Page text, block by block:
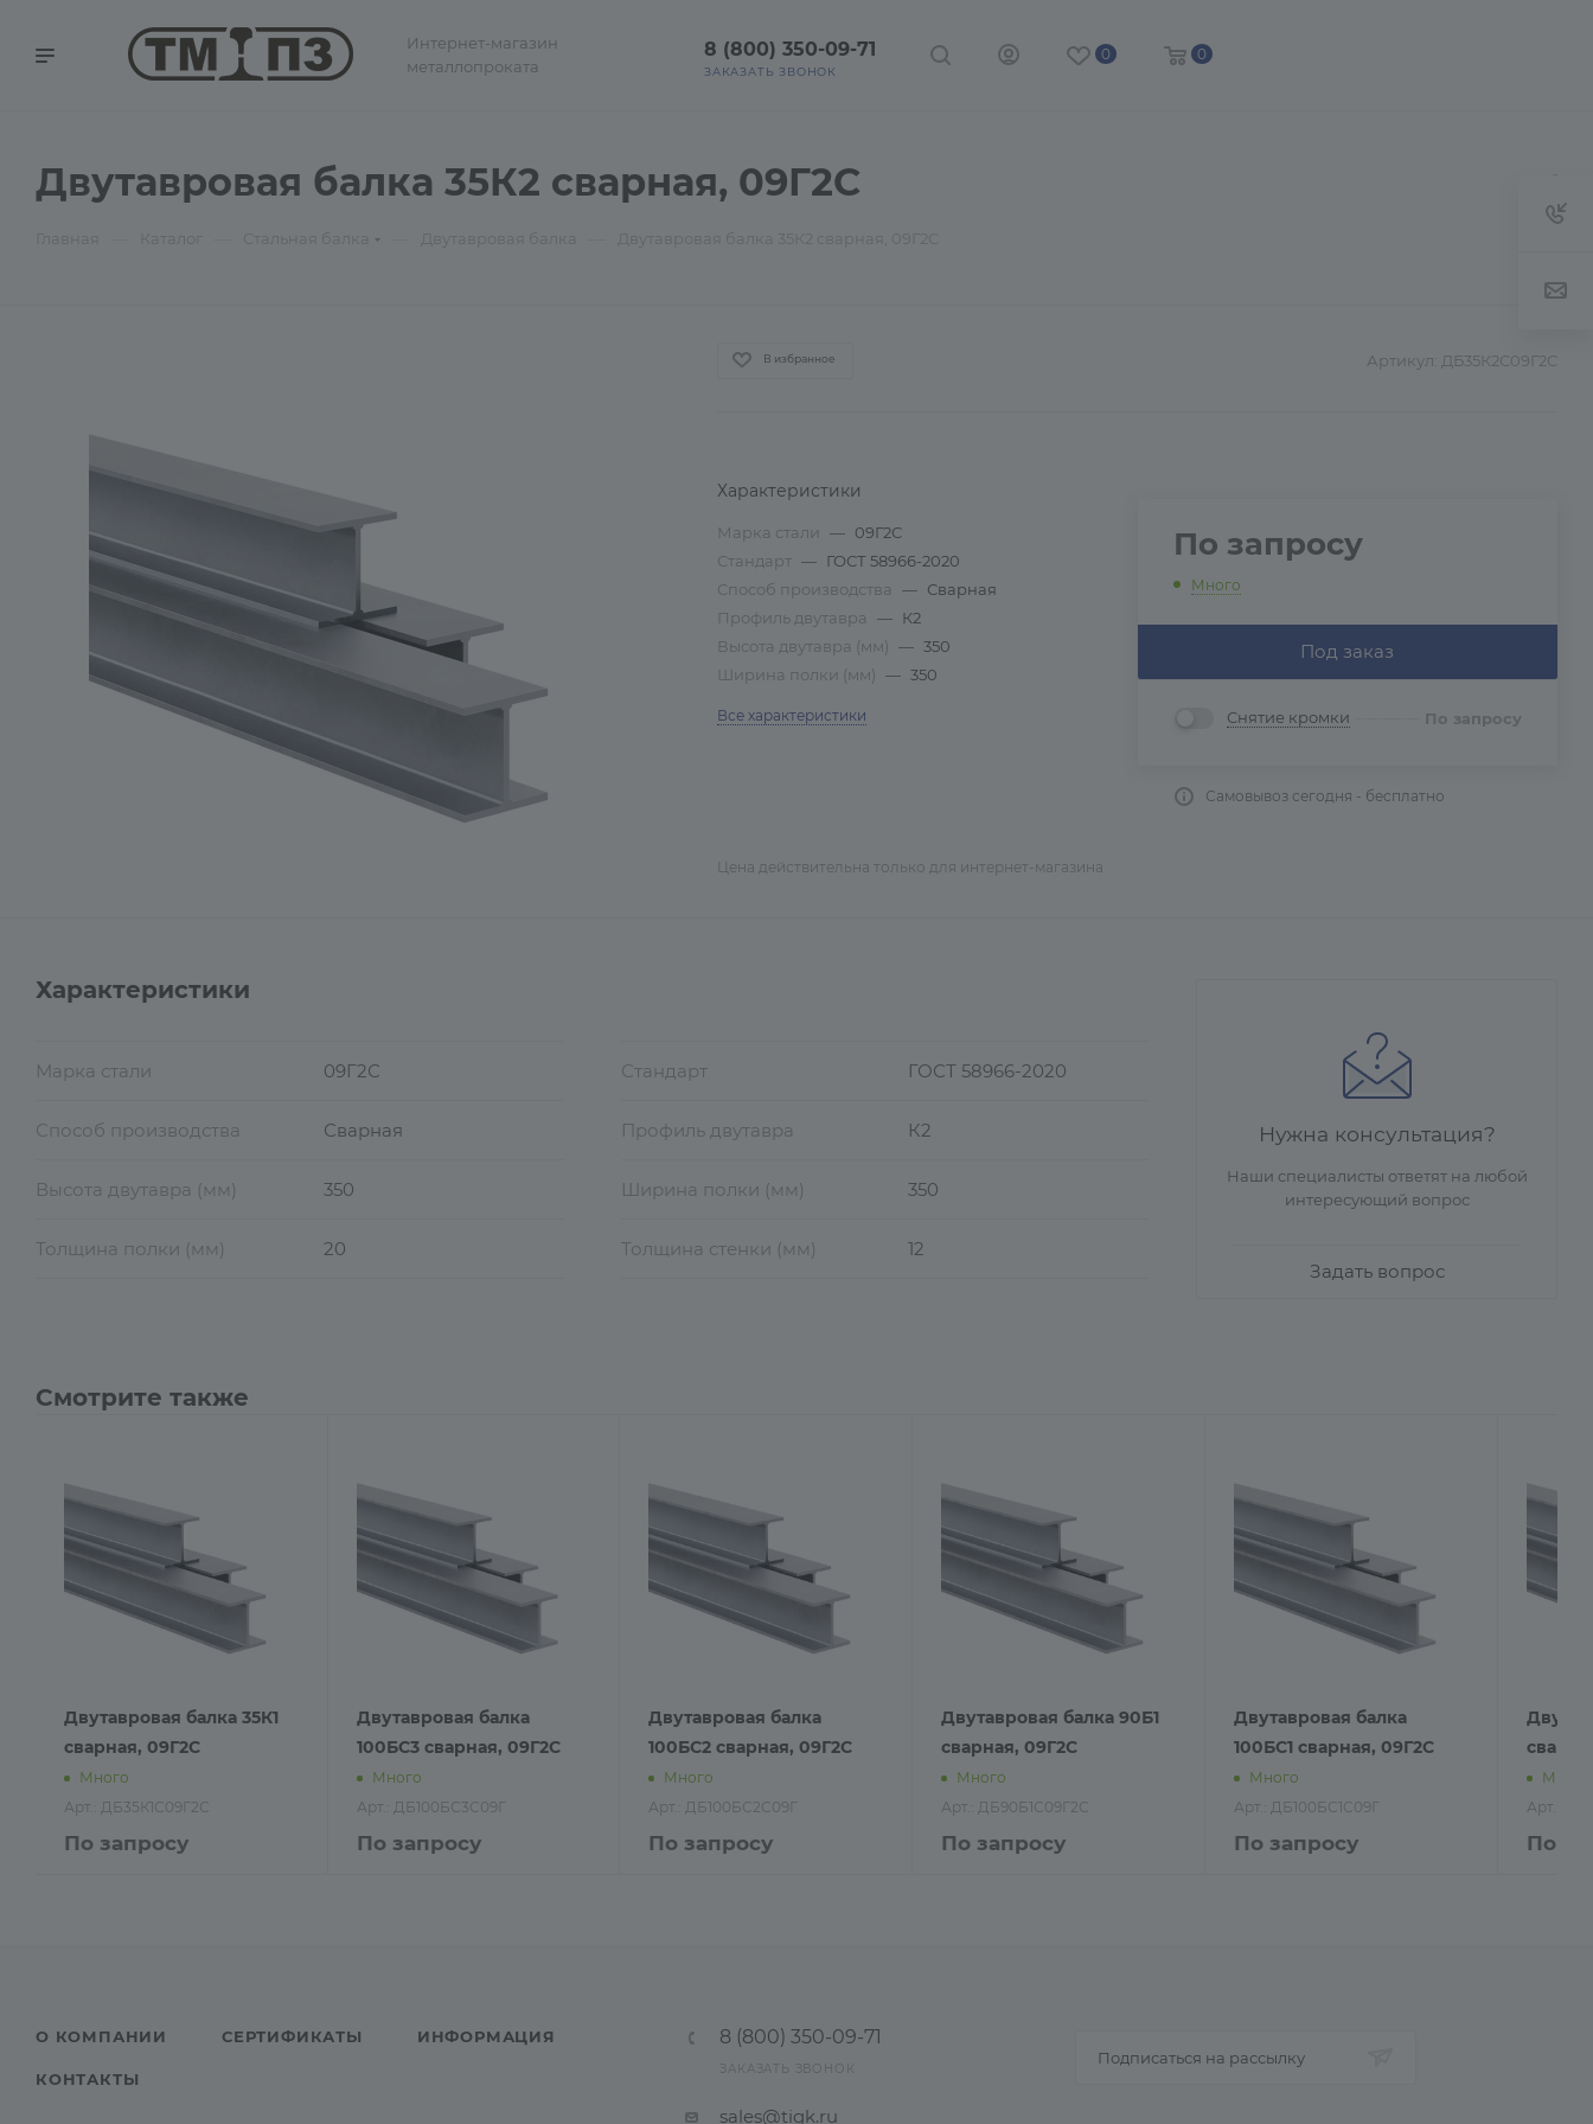
Интернет-магазин
металлопроката
8 (800) 350-09-71
ЗАКАЗАТЬ ЗВОНОК
0 0
Двутавровая балка 35К2 сварная, 09Г2С
В избранное Артикул: ДБ35К2С09Г2С
Характеристики
Марка стали — 09Г2С
Стандарт — ГОСТ 58966-2020
Способ производства
— Сварная
Профиль двутавра
— К2
Высота двутавра (мм) — 350
Ширина полки (мм) — 350
Все характеристики
По запросу
Много
Под заказ
Снятие кромки По запросу
Самовывоз сегодня - бесплатно
Цена действительна только для интернет-магазина
Характеристики
Марка стали 09Г2С Стандарт ГОСТ 58966-2020
Способ производства Сварная Профиль двутавра К2
Высота двутавра (мм) 350 Ширина полки (мм) 350
Толщина полки (мм) 20 Толщина стенки (мм) 12
Нужна консультация?
Наши специалисты ответят на любой
интересующий вопрос
Задать вопрос
Смотрите также
Двутавровая балка 35К1
сварная, 09Г2С
Много
Арт.: ДБ35К1С09Г2С
По запросу
Двутавровая балка
100БС3 сварная, 09Г2С
Много
Арт.: ДБ100БС3С09Г
По запросу
Двутавровая балка
100БС2 сварная, 09Г2С
Много
Арт.: ДБ100БС2С09Г
По запросу
Двутавровая балка 90Б1
сварная, 09Г2С
Много
Арт.: ДБ90Б1С09Г2С
По запросу
Двутавровая балка
100БС1 сварная, 09Г2С
Много
Арт.: ДБ100БС1С09Г
По запросу
Много
Арт.:
По
О КОМПАНИИ СЕРТИФИКАТЫ ИНФОРМАЦИЯ
КОНТАКТЫ
8 (800) 350-09-71
ЗАКАЗАТЬ ЗВОНОК
sales@tigk.ru
Подписаться на рассылку